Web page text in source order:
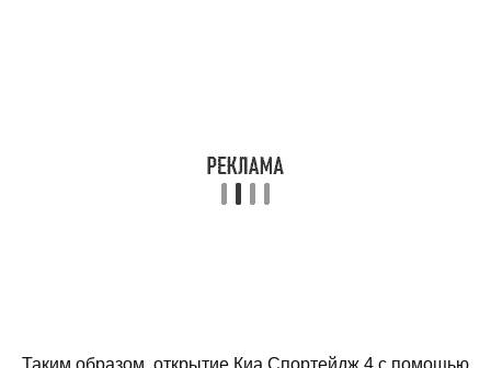
Таким образом, открытие Киа Спортейдж 4 с помощью